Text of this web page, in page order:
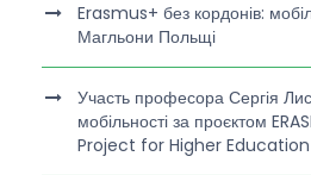
Erasmus+ без кордонів:
Магльони Польщі
Участь професора Сергія
мобільності за проєктом
Project for Higher